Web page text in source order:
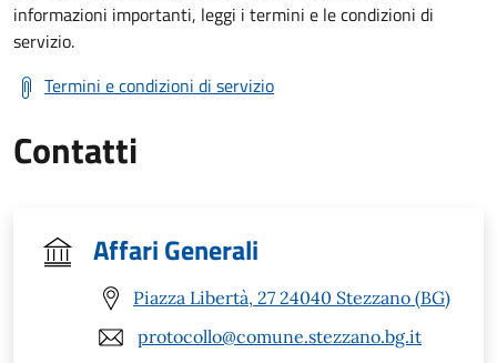
informazioni importanti, leggi i termini e le condizioni di
servizio.
Termini e condizioni di servizio
Contatti
Affari Generali
Piazza Libertà, 27 24040 Stezzano (BG)
protocollo@comune.stezzano.bg.it